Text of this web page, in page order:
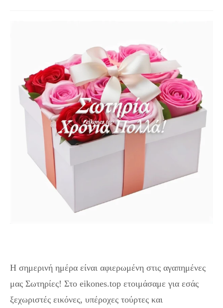
Η σημερινή ημέρα είναι αφιερωμένη στις αγαπημένες
μας Σωτηρίες! Στο eikones.top ετοιμάσαμε για εσάς
ξεχωριστές εικόνες, υπέροχες τούρτες και